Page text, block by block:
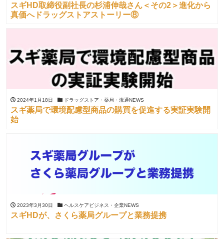
スギHD取締役副社長の杉浦伸哉さん＜その2＞進化から
真価へドラッグストアストーリー⑧
2024年1月18日 ドラッグストア・薬局・流通NEWS
スギ薬局で環境配慮型商品の購買を促進する実証実験開
始
2023年3月30日 ヘルスケアビジネス・企業NEWS
スギHDが、さくら薬局グループと業務提携